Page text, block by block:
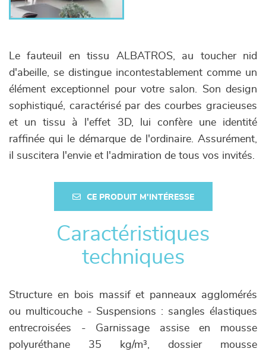
Le fauteuil en tissu ALBATROS, au toucher nid
d'abeille, se distingue incontestablement comme un
élément exceptionnel pour votre salon. Son design
sophistiqué, caractérisé par des courbes gracieuses
et un tissu à l'effet 3D, lui confère une identité
raffinée qui le démarque de l'ordinaire. Assurément,
il suscitera l'envie et l'admiration de tous vos invités.
CE PRODUIT M'INTÉRESSE
Caractéristiques
techniques
Structure en bois massif et panneaux agglomérés
ou multicouche - Suspensions : sangles élastiques
entrecroisées - Garnissage assise en mousse
polyuréthane 35 kg/m³, dossier mousse